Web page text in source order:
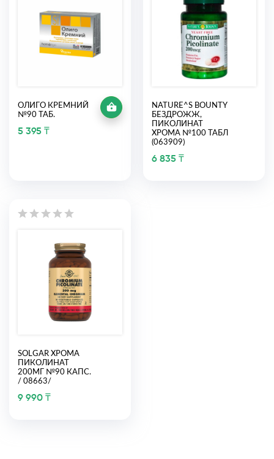
ОЛИГО КРЕМНИЙ
№90 ТАБ.
5 395 ₸
NATURE^S BOUNTY
БЕЗДРОЖЖ,
ПИКОЛИНАТ
ХРОМА №100 ТАБЛ
(063909)
6 835 ₸
SOLGAR ХРОМА
ПИКОЛИНАТ
200МГ №90 КАПС.
/ 08663/
9 990 ₸